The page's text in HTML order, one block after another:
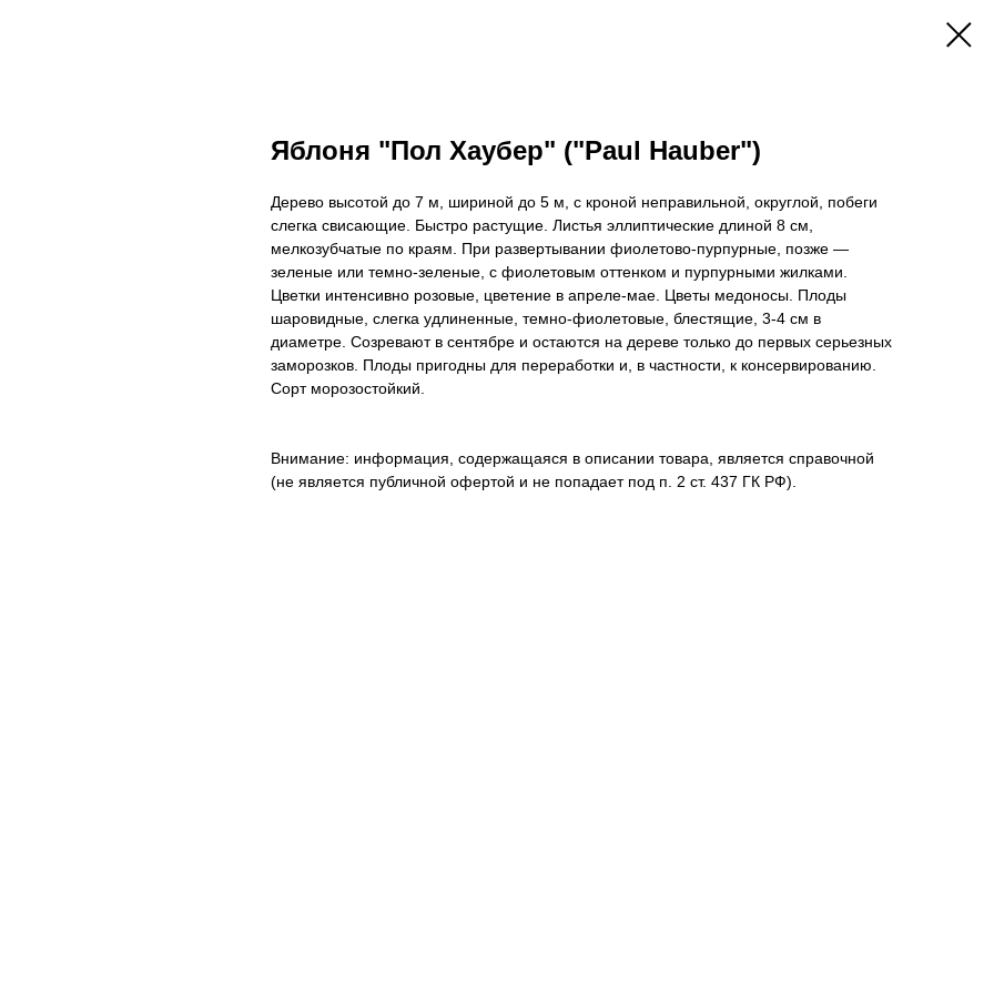
Яблоня "Пол Хаубер" ("Paul Hauber")
Дерево высотой до 7 м, шириной до 5 м, с кроной неправильной, округлой, побеги
слегка свисающие. Быстро растущие. Листья эллиптические длиной 8 см,
мелкозубчатые по краям. При развертывании фиолетово-пурпурные, позже —
зеленые или темно-зеленые, с фиолетовым оттенком и пурпурными жилками.
Цветки интенсивно розовые, цветение в апреле-мае. Цветы медоносы. Плоды
шаровидные, слегка удлиненные, темно-фиолетовые, блестящие, 3-4 см в
диаметре. Созревают в сентябре и остаются на дереве только до первых серьезных
заморозков. Плоды пригодны для переработки и, в частности, к консервированию.
Сорт морозостойкий.
Внимание: информация, содержащаяся в описании товара, является справочной
(не является публичной офертой и не попадает под п. 2 ст. 437 ГК РФ).